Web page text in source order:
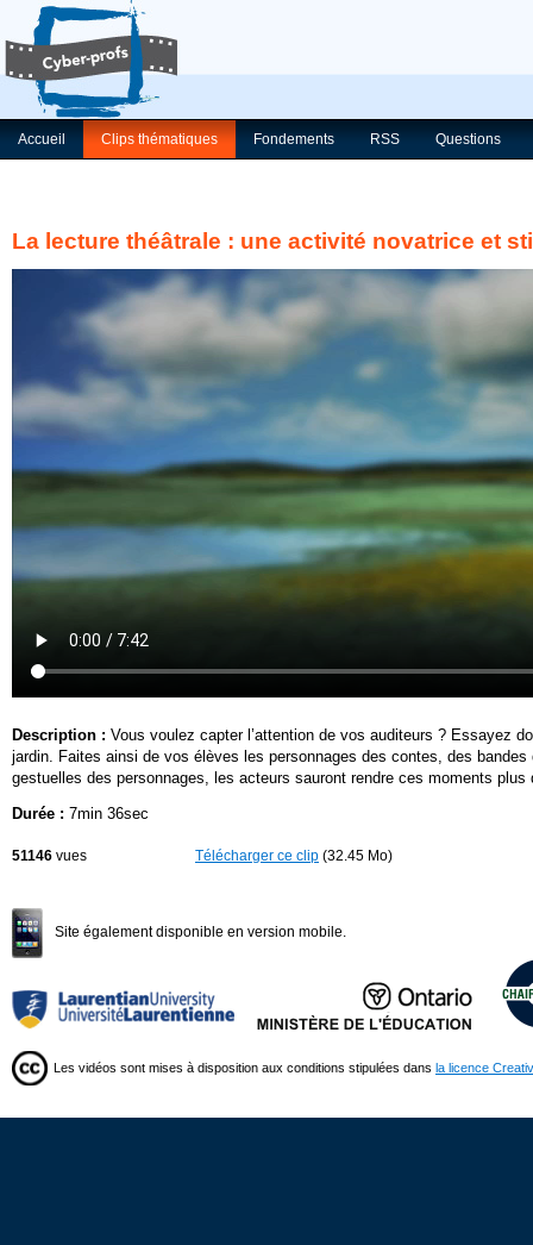
Accueil Clips thématiques Fondements RSS Questions
La lecture théâtrale : une activité novatrice et
Description : Vous voulez capter l’attention de vos auditeurs ? Essayez
jardin. Faites ainsi de vos élèves les personnages des contes, des
gestuelles des personnages, les acteurs sauront rendre ces moments
Durée : 7min 36sec
51146 vues Télécharger ce clip (32.45 Mo)
Site également disponible en version mobile.
Les vidéos sont mises à disposition aux conditions stipulées dans la licence